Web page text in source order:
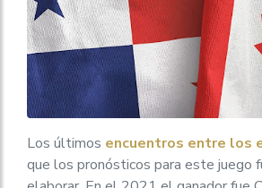
Los últimos encuentros entre los
que los pronósticos para este juego